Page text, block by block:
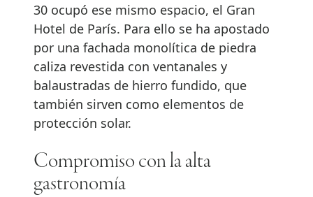
30 ocupó ese mismo espacio, el Gran
Hotel de París. Para ello se ha apostado
por una fachada monolítica de piedra
caliza revestida con ventanales y
balaustradas de hierro fundido, que
también sirven como elementos de
protección solar.
Compromiso con la alta
gastronomía